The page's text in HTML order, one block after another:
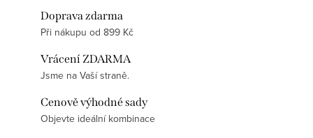
Doprava zdarma
Při nákupu od 899 Kč
Vrácení ZDARMA
Jsme na Vaší straně.
Cenově výhodné sady
Objevte ideální kombinace